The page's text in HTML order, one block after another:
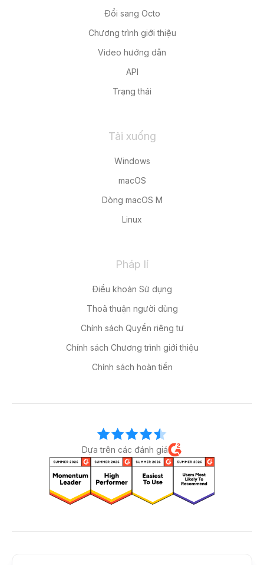
Đổi sang Octo
Chương trình giới thiệu
Video hướng dẫn
API
Trạng thái
Tải xuống
Windows
macOS
Dòng macOS M
Linux
Pháp lí
Điều khoản Sử dụng
Thoả thuận người dùng
Chính sách Quyền riêng tư
Chính sách Chương trình giới thiệu
Chính sách hoàn tiền
Dựa trên các đánh giá